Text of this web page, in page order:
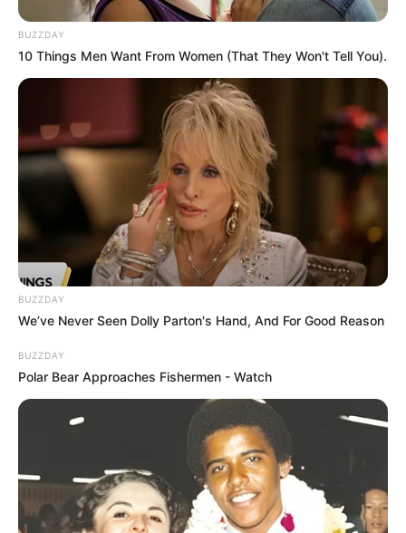
รวมวิธีกำจัดไขมันที่ได้รับความนิยมสูงสุดในไทย
LUMETHINK.COM
แนะนำ
เว็บไซต์นี้ใช้คุกกี้
เพื่อการนำเสนอเนื้อหาที่ดี รวมถึงการจัดการข้อมูลส่วนบุคคล เพื่อให้คุณได้รับ
ประสบการณ์ที่ดีบนบริการของเว็บไซต์เรา หากคุณใช้บริการเว็บไซต์นี้ต่อไปโดย
ไม่มีการปรับตั้งค่าใดๆนั้น แสดงว่าคุณยอมรับนโยบายคุกกี้และนโยบายส่วน
ยอมรับ เรียนรู้เพิ่มเติม
BUZZDAY
10 Things Men Want From Women (That They Won't Tell You).
BUZZDAY
We’ve Never Seen Dolly Parton's Hand, And For Good Reason
BUZZDAY
Polar Bear Approaches Fishermen - Watch